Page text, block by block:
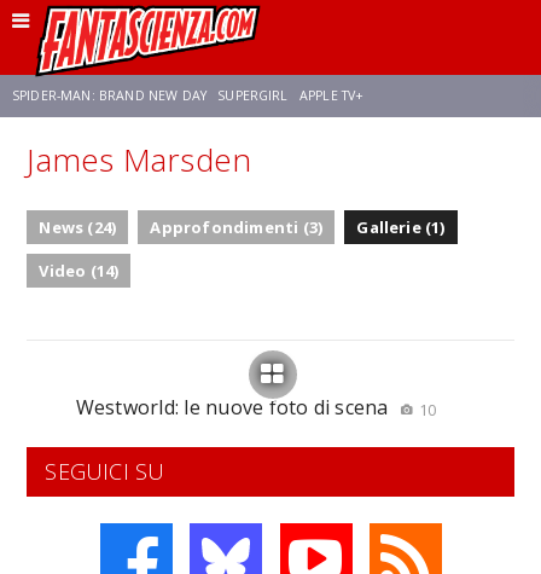
SPIDER-MAN: BRAND NEW DAY SUPERGIRL APPLE TV+
FRANCO RICCIARDIELLO ZENDAYA
NETFLIX SADIE SINK
James Marsden
News (24) Approfondimenti (3)
Gallerie (1)
Video (14)
Westworld: le nuove foto di scena 10
SEGUICI SU